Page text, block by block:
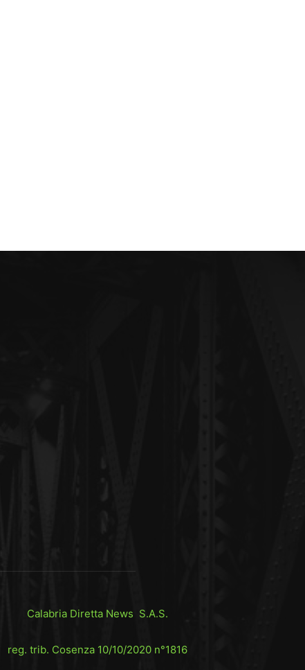
Calabria Diretta News S.A.S.
reg. trib. Cosenza 10/10/2020 n°1816